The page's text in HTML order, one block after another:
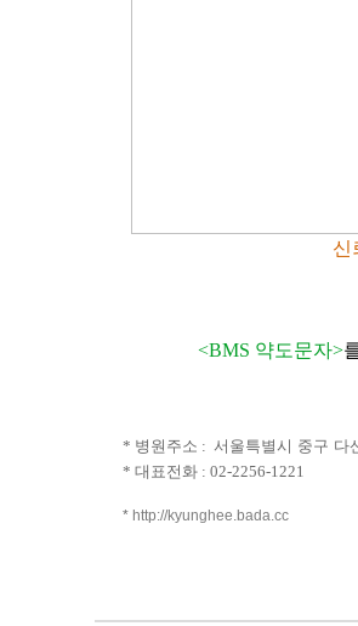
신
<BMS 약도문자>
* 병원주소 : 서울특별시 중구 다
* 대표전화 : 02-2256-1221
* http://kyunghee.bada.cc